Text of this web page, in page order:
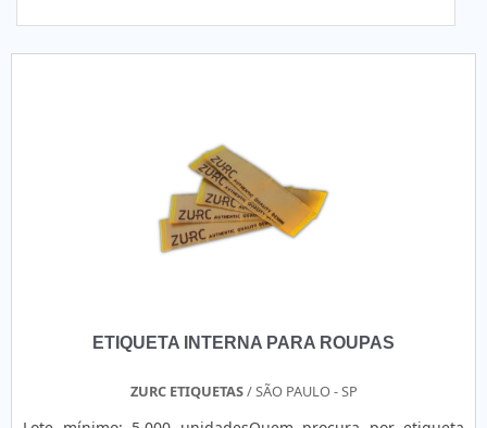
ETIQUETA INTERNA PARA ROUPAS
ZURC ETIQUETAS/ SÃO PAULO - SP